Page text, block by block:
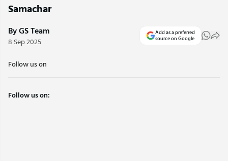
Samachar
By GS Team
8 Sep 2025
Add as a preferred
source on Google
Follow us on
Follow us on: